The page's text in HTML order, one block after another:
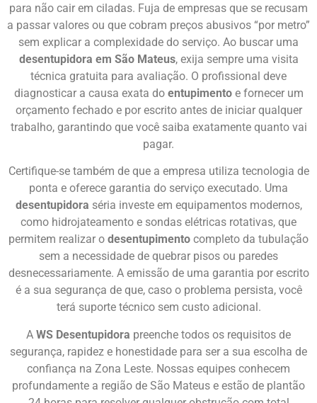
para não cair em ciladas. Fuja de empresas que se recusam
a passar valores ou que cobram preços abusivos “por metro”
sem explicar a complexidade do serviço. Ao buscar uma
desentupidora em São Mateus, exija sempre uma visita
técnica gratuita para avaliação. O profissional deve
diagnosticar a causa exata do entupimentoe fornecer um
orçamento fechado e por escrito antes de iniciar qualquer
trabalho, garantindo que você saiba exatamente quanto vai
pagar.
Certifique-se também de que a empresa utiliza tecnologia de
ponta e oferece garantia do serviço executado. Uma
desentupidora séria investe em equipamentos modernos,
como hidrojateamento e sondas elétricas rotativas, que
permitem realizar o desentupimento completo da tubulação
sem a necessidade de quebrar pisos ou paredes
desnecessariamente. A emissão de uma garantia por escrito
é a sua segurança de que, caso o problema persista, você
terá suporte técnico sem custo adicional.
A WS Desentupidora preenche todos os requisitos de
segurança, rapidez e honestidade para ser a sua escolha de
confiança na Zona Leste. Nossas equipes conhecem
profundamente a região de São Mateus e estão de plantão